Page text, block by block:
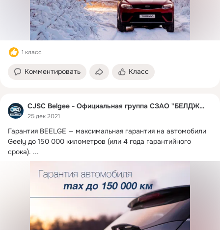
1 класс
Комментировать Класс
CJSC Belgee - Официальная группа СЗАО "БЕЛДЖИ"
25 дек 2021
Гарантия BEELGE — максимальная гарантия на автомобили
Geely до 150 000 километров (или 4 года гарантийного
срока). ...